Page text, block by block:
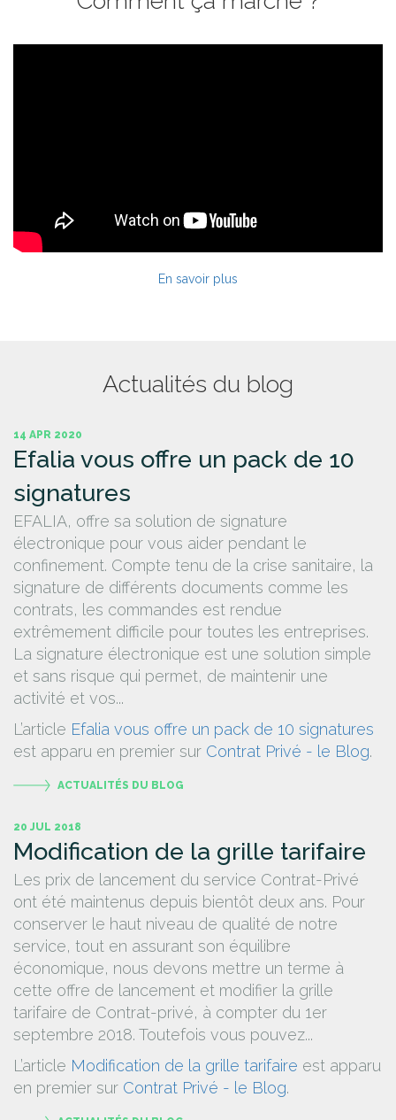
En savoir plus
Actualités du blog
14 APR 2020
Efalia vous offre un pack de 10
signatures
EFALIA, offre sa solution de signature
électronique pour vous aider pendant le
confinement. Compte tenu de la crise sanitaire, la
signature de différents documents comme les
contrats, les commandes est rendue
extrêmement difficile pour toutes les entreprises.
La signature électronique est une solution simple
et sans risque qui permet, de maintenir une
activité et vos...
L’article Efalia vous offre un pack de 10 signatures
est apparu en premier sur Contrat Privé - le Blog.
ACTUALITÉS DU BLOG
20 JUL 2018
Modification de la grille tarifaire
Les prix de lancement du service Contrat-Privé
ont été maintenus depuis bientôt deux ans. Pour
conserver le haut niveau de qualité de notre
service, tout en assurant son équilibre
économique, nous devons mettre un terme à
cette offre de lancement et modifier la grille
tarifaire de Contrat-privé, à compter du 1er
septembre 2018. Toutefois vous pouvez...
L’article Modification de la grille tarifaire est apparu
en premier sur Contrat Privé - le Blog.